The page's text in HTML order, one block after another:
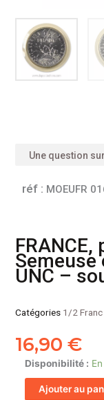
Une question
réf : MOEUFR
Semeuse
UNC –
Catégories 1/2 Franc
16,90€
Disponibilité :
quantité
de
FRANCE,Ajouter au